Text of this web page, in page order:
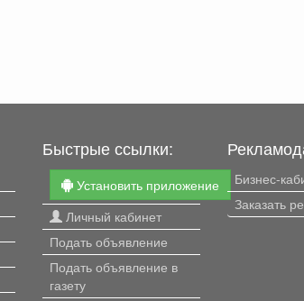
Быстрые ссылки:
Установить приложение
Личный кабинет
Подать объявление
Подать объявление в
газету
Бизнес-
Заказать